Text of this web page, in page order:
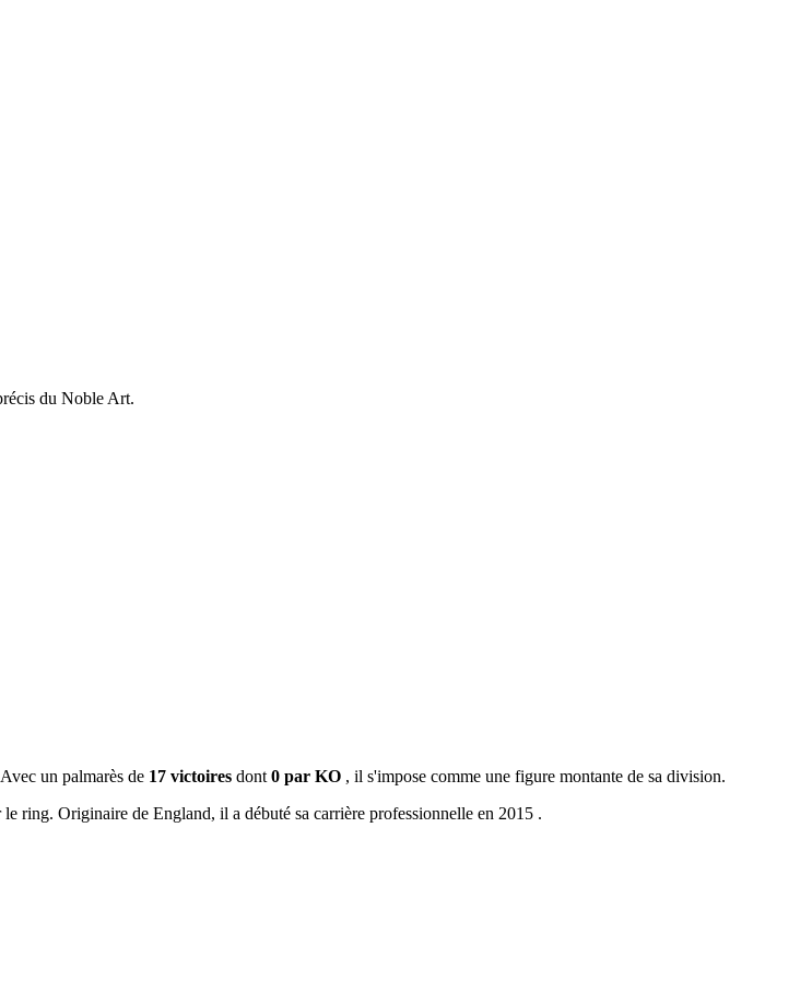
du Noble Art.
un palmarès de 17 victoires dont 0 par KO , il s'impose comme une figure montante de sa division.
ring. Originaire de England, il a débuté sa carrière professionnelle en 2015 .